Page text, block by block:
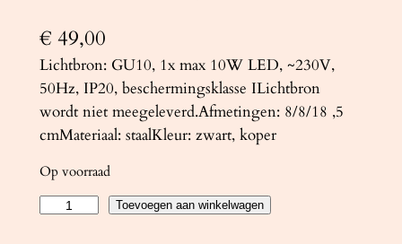
€ 49,00
Lichtbron: GU10, 1x max 10W LED, ~230V,
50Hz, IP20, beschermingsklasse ILichtbron
wordt niet meegeleverd.Afmetingen: 8/8/18 ,5
cmMateriaal: staalKleur: zwart, koper
Op voorraad
Toevoegen aan winkelwagen